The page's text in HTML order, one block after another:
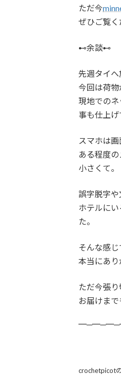
ただ今
ぜひご覧く
⊷余談⊷
先週タイ
今回は荷物
現地での
事も仕上げ
スマホは
ある程度
小さくて。
誤字脱字や
ホテルに
た。
そんな感
本当にあり
ただ今張り
お届けまで
crochetpicot